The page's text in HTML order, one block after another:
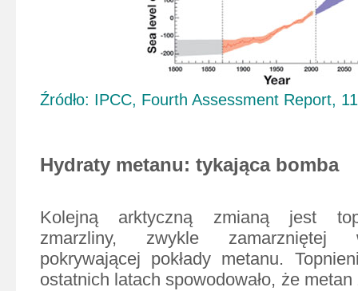
Źródło: IPCC, Fourth Assessment Report,
Hydraty metanu: tykająca bomba
Kolejną arktyczną zmianą jest
zmarzliny, zwykle zamarzniętej
pokrywającej pokłady metanu.
ostatnich latach spowodowało, że